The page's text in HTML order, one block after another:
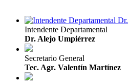
Intendente Departamental
Dr. Alejo Umpiérrez
Secretario General
Tec. Agr. Valentín Martínez